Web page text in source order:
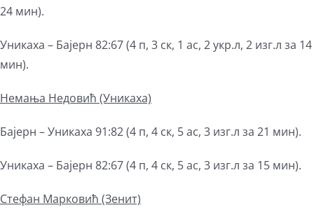
24 мин).
Уникаха – Бајерн 82:67 (4 п, 3 ск, 1 ас, 2 укр.л, 2 изг.л за 14
мин).
Немања Недовић (Уникаха)
Бајерн – Уникаха 91:82 (4 п, 4 ск, 5 ас, 3 изг.л за 21 мин).
Уникаха – Бајерн 82:67 (4 п, 4 ск, 5 ас, 3 изг.л за 15 мин).
Стефан Марковић (Зенит)